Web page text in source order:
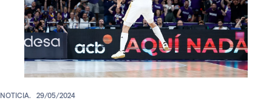
NOTICIA. 29/05/2024